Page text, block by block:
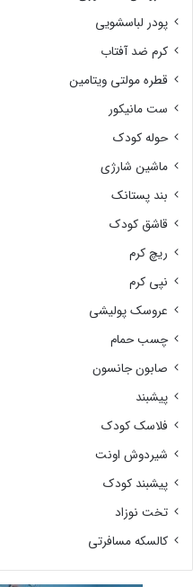
پودر لباسشویی
کرم ضد آفتاب
قطره مولتی ویتامین
ست مانیکور
حوله کودک
ماشین شارژی
بند پستانک
قاشق کودک
ریچ کرم
نپی کرم
عروسک پولیشی
چسب حمام
صابون جانسون
پیشبند
فلاسک کودک
شیردوش اونت
پیشبند کودک
تخت نوزاد
کالسکه مسافرتی